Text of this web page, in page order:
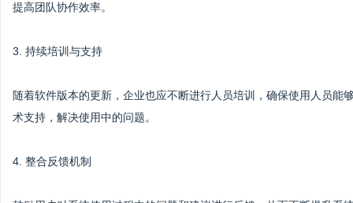
提高团队协作效率。
3. 持续培训与支持
随着软件版本的更新，企业也应不断进行人员培训，确保使用人员
术支持，解决使用中的问题。
4. 整合反馈机制